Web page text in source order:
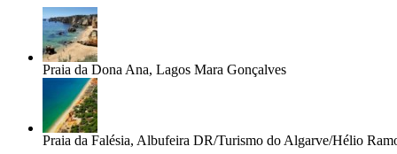
Praia da Dona Ana, Lagos Mara Gonçalves
Praia da Falésia, Albufeira DR/Turismo do Algarve/Hélio